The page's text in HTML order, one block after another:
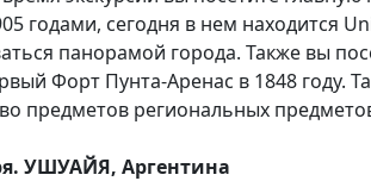
годами, сегодня в нем находится
панорамой города. Также вы
Форт Пунта-Аренас в 1848 году.
предметов региональных
УШУАЙЯ, Аргентина